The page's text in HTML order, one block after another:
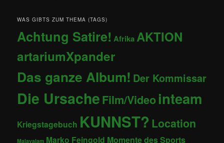
WAS GIBTS ZUM THEMA (TAGS)
Achtung Satire! Afrika AKTION
artariumXpander
Das ganze Album! Der Kommissar
Die UrsacheFilm/Videointeam
Kriegstagebuch KUNNST? Location
Malayalam Marko Feingold Momente des Sports